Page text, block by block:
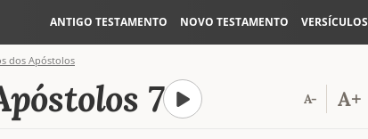
ANTIGO TESTAMENTO NOVO TESTAMENTO VERSÍCULOS
dos Apóstolos
7 A- A+